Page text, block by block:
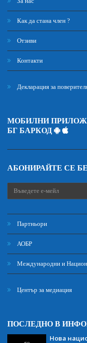
Как да стана член ?
Отзиви
Контакти
Декларация за
МОБИЛНИ
БГ БАРКОД
АБОНИРАЙТЕ СЕ
Партньори
АОБР
Международни и
Център за медиация
ПОСЛЕДНО В
Нова